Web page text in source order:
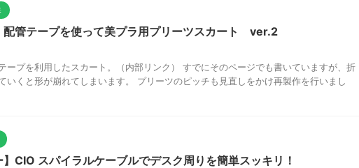
配管テープを使って美プラ用プリーツスカート ver.2
ープを利用したスカート。（内部リンク） すでにそのページでも書いていますが、折
いくと形が崩れてしまいます。 プリーツのピッチも見直しをかけ再製作を行いまし
】CIO スパイラルケーブルでデスク周りを簡単スッキリ！